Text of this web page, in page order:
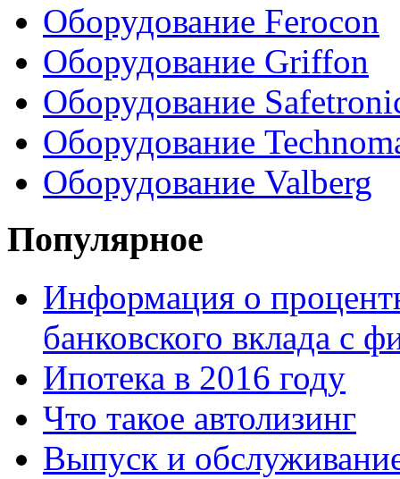
Оборудование Ferocon
Оборудование Griffon
Оборудование
Оборудование
Оборудование Valberg
Популярное
Информация о
банковского вклада с
Ипотека в 2016 году
Что такое автолизинг
Выпуск и